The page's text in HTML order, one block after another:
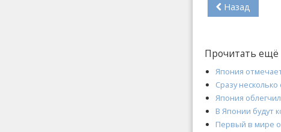
Назад
Прочитать ещё
Япония
Сразу
Япония
В Японии будут
Первый в мире